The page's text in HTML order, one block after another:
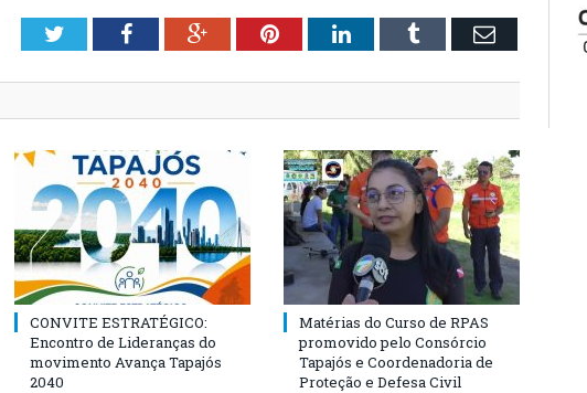
TwitterFacebookGoogle+PinterestLinkedInTumblr Email
CONVITE ESTRATÉGICO:
Encontro de Lideranças do
movimento Avança Tapajós
2040
Matérias do Curso de RPAS
promovido pelo Consórcio
Tapajós e Coordenadoria de
Proteção e Defesa Civil